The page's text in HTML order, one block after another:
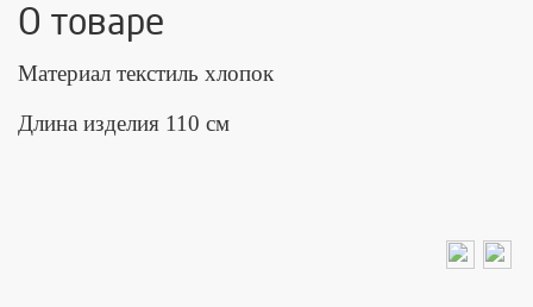
О товаре
Материал текстиль хлопок
Длина изделия 110 см